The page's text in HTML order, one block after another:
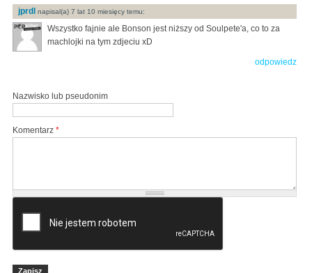
jprdl napisal(a) 7 lat 10 miesięcy temu:
Wszystko fajnie ale Bonson jest niższy od Soulpete'a, co to za
machlojki na tym zdjeciu xD
odpowiedz
Nazwisko lub pseudonim
Komentarz *